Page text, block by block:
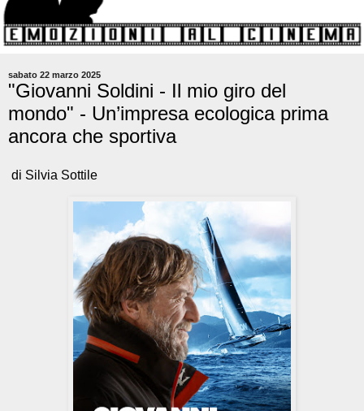
sabato 22 marzo 2025
"Giovanni Soldini - Il mio giro del
mondo" - Un’impresa ecologica prima
ancora che sportiva
di Silvia Sottile